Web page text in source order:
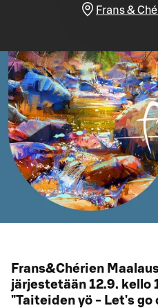
Frans &
Frans&Chérien
järjestetään 12.9. kello
"Taiteiden yö - Let's go